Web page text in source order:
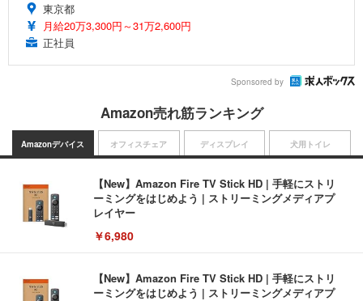
東京都
月給20万3,300円～31万2,600円
正社員
Sponsored by
Amazon売れ筋ランキング
Amazonデバイス
【New】Amazon Fire TV Stick HD | 手軽にストリ
ーミングをはじめよう | ストリーミングメディアプ
レイヤー
￥6,980
【New】Amazon Fire TV Stick HD | 手軽にストリ
ーミングをはじめよう | ストリーミングメディアプ
オフィスチェア ディスプレイ 犬用トイレ